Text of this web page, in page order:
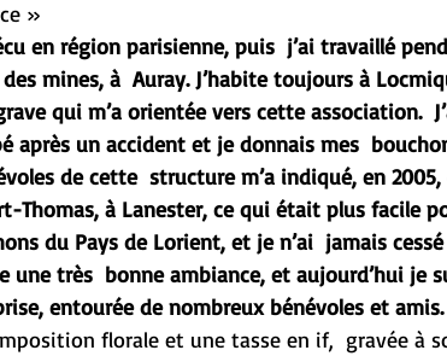
»
en région parisienne, puis  j’ai travaillé
des mines, à  Auray. J’habite toujours à
qui m’a orientée vers cette association.
après un accident et je donnais mes
de cette  structure m’a indiqué, en
Thomas, à Lanester, ce qui était plus facile
du Pays de Lorient, et je n’ai  jamais
une très  bonne ambiance, et aujourd’hui je
entourée de nombreux bénévoles et
florale et une tasse en if,  gravée à